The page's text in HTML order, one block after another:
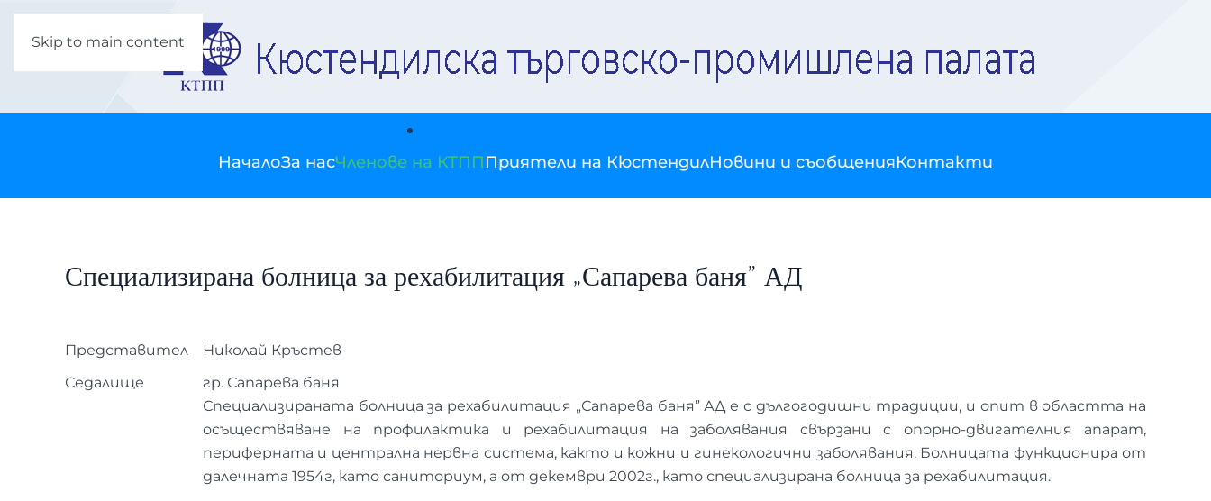
Skip to main content
НачалоЗа насЧленове на КТПППриятели на КюстендилНовини и съобщенияКонтакти
Специализирана болница за рехабилитация „Сапарева баня” АД
Представител
Николай Кръстев
Седалище
гр. Сапарева баня
Специализираната болница за рехабилитация „Сапарева баня” АД е с дългогодишни традиции, и опит в областта на
осъществяване на профилактика и рехабилитация на заболявания свързани с опорно-двигателния апарат,
периферната и централна нервна система, както и кожни и гинекологични заболявания. Болницата функционира от
далечната 1954г, като саниториум, а от декември 2002г., като специализирана болница за рехабилитация.